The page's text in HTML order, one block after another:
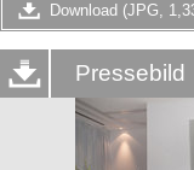
Download (JPG,
Pressebild